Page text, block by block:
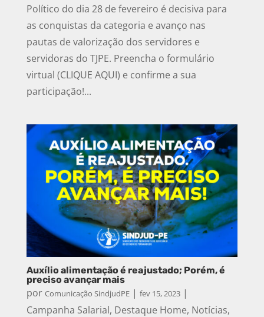
Político do dia 28 de fevereiro é decisiva para
as conquistas da categoria e avanço nas
pautas de valorização dos servidores e
servidoras do TJPE. Preencha o formulário
virtual (CLIQUE AQUI) e confirme a sua
participação!...
Auxílio alimentação é reajustado; Porém, é
preciso avançar mais
por Comunicação SindjudPE| fev 15, 2023|
Campanha Salarial, Destaque Home, Notícias,